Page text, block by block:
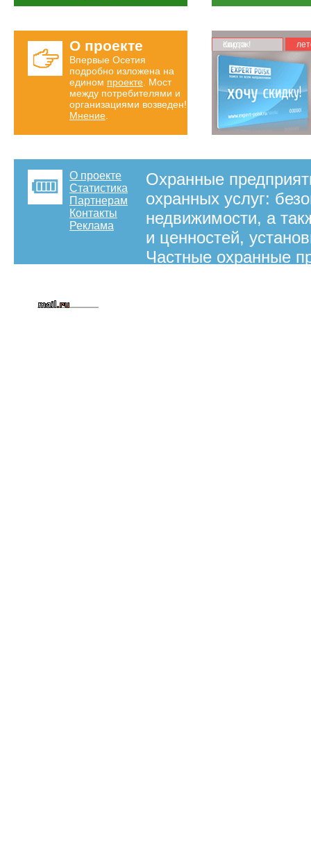
О проекте
Впервые Осетия
подробно изложена на
едином проекте . Мост
между потребителями и
организациями возведен!
Мнение
Карта скидок!
О проекте
Статистика
Партнерам
Контакты
Реклама
Охранные
охранных услуг:
недвижимости, а
и ценностей,
Частные охранные